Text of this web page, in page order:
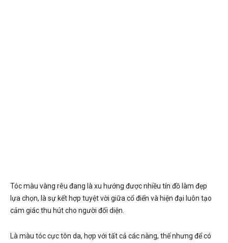
Tóc màu vàng rêu đang là xu hướng được nhiều tín đồ làm đẹp
lựa chọn, là sự kết hợp tuyệt vời giữa cổ điển và hiện đại luôn tạo
cảm giác thu hút cho người đối diện.
Là màu tóc cực tôn da, hợp với tất cả các nàng, thế nhưng để có